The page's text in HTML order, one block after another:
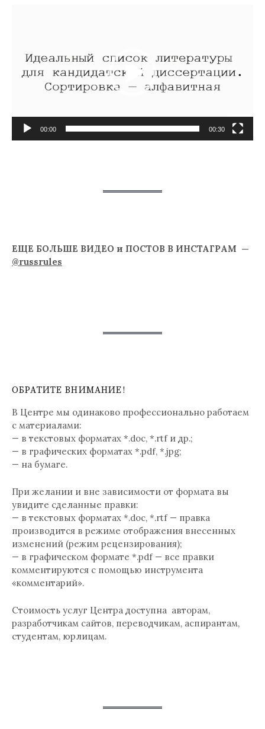
00:00 00:30
ЕЩЕ БОЛЬШЕ ВИДЕО и ПОСТОВ В ИНСТАГРАМ —
@russrules
ОБРАТИТЕ ВНИМАНИЕ!
В Центре мы одинаково профессионально работаем
с материалами:
— в текстовых форматах *.doc, *.rtf и др.;
— в графических форматах *.pdf, *.jpg;
— на бумаге.
При желании и вне зависимости от формата вы
увидите сделанные правки:
— в текстовых форматах *.doc, *.rtf — правка
производится в режиме отображения внесенных
изменений (режим рецензирования);
— в графическом формате *.pdf — все правки
комментируются с помощью инструмента
«комментарий».
Стоимость услуг Центра доступна авторам,
разработчикам сайтов, переводчикам, аспирантам,
студентам, юрлицам.